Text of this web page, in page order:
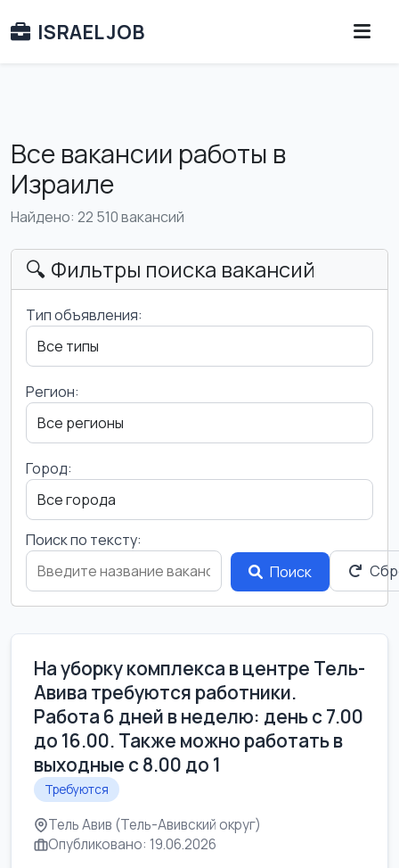
ISRAEL JOB
Все вакансии работы в
Израиле
Найдено: 22 510 вакансий
🔍 Фильтры поиска вакансий
Тип объявления:
Регион:
Город:
Поиск по тексту:
Поиск
На уборку комплекса в центре Тель-
Авива требуются работники.
Работа 6 дней в неделю: день с 7.00
до 16.00. Также можно работать в
выходные с 8.00 до 1
Требуются
Тель Авив (Тель-Авивский округ)
Опубликовано: 19.06.2026